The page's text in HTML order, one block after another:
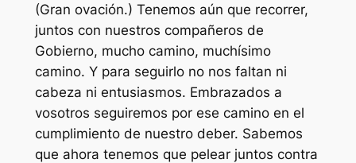
(Gran ovación.) Tenemos aún que recorrer,
juntos con nuestros compañeros de
Gobierno, mucho camino, muchísimo
camino. Y para seguirlo no nos faltan ni
cabeza ni entusiasmos. Embrazados a
vosotros seguiremos por ese camino en el
cumplimiento de nuestro deber. Sabemos
que ahora tenemos que pelear juntos contra